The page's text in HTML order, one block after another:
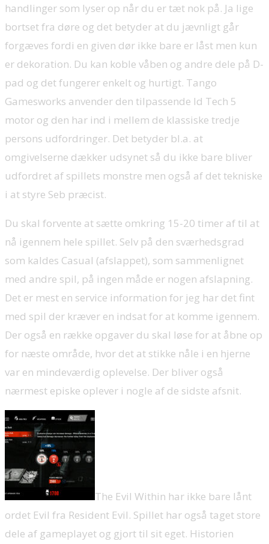
handlinger som lyser op når du er tæt nok på. Ja lige
bortset fra døre og det betyder at du jævnligt går
forgæves fordi en given dør ikke bare er låst men kun
er dekoration. Du kan koble våben og andre dele på D-
pad og det fungerer enkelt og hurtigt. Tango
Gamesworks anvender den tilpassende Id Tech 5
motor og den har ind i mellem de klassiske tredje
persons udfordringer. Det betyder bl.a. at
omgivelserne dækker udsynet så du ikke bare bliver
udfordret af spillets monstre men også af det tekniske
i at styre Seb præcist.
Du skal forvente at sætte omkring 15-20 timer af til at
nå igennem hele spillet. Selv på den sværhedsgrad
som kaldes Casual (afslappet), som sammenlignet
med andre spil, på ingen måde er nogen afslapning.
Det er mest en service information for jeg har det fint
med spil der kræver en indsat for at komme igennem.
Der også en række opgaver du skal løse for at åbne op
for næste område, hvor det at stikke nåle i en hjerne
var en mindeværdig oplevelse. Der bliver også
nærmest episke oplever i nogle af de sidste afsnit.
The Evil Within har ikke bare lånt
ordet Evil fra Resident Evil. Spillet har også taget store
dele af gameplayet og gjort til sit eget. Historien